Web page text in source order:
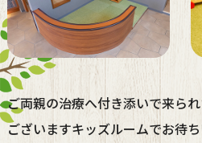
ご両親の治療へ付き添いで来ら
ございますキッズルームでお待ち